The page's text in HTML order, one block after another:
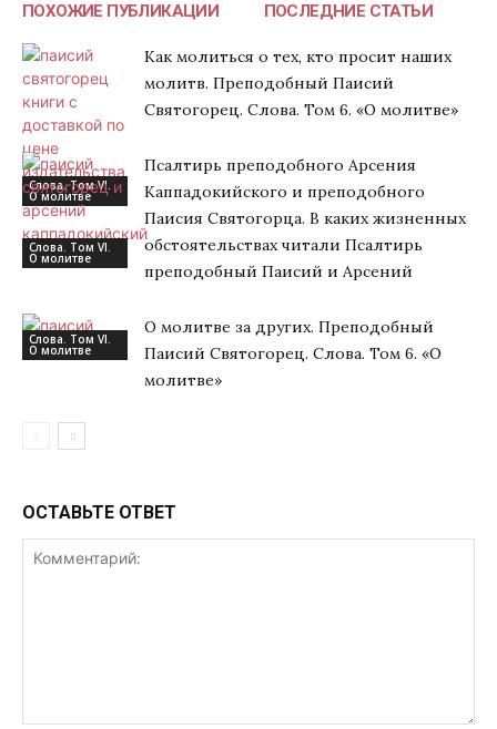
ПОХОЖИЕ ПУБЛИКАЦИИ ПОСЛЕДНИЕ СТАТЬИ
Слова. Том VI.
О молитве
Как молиться о тех, кто просит наших
молитв. Преподобный Паисий
Святогорец. Слова. Том 6. «О молитве»
Слова. Том VI.
О молитве
Псалтирь преподобного Арсения
Каппадокийского и преподобного
Паисия Святогорца. В каких жизненных
обстоятельствах читали Псалтирь
преподобный Паисий и Арсений
Слова. Том VI.
О молитве
О молитве за других. Преподобный
Паисий Святогорец. Слова. Том 6. «О
молитве»
ОСТАВЬТЕ ОТВЕТ